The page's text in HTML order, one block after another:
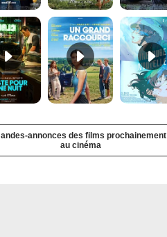
Juste pour une nuit Bande-annonce VO STFR Un grand raccourci Bande-annonce VF
annonces des films prochainement
au cinéma